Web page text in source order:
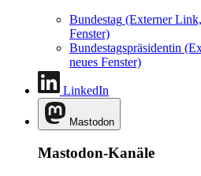
Bundestag (Externer
Fenster)
Bundestagspräsidentin
neues Fenster)
LinkedIn
Mastodon
Mastodon-Kanäle